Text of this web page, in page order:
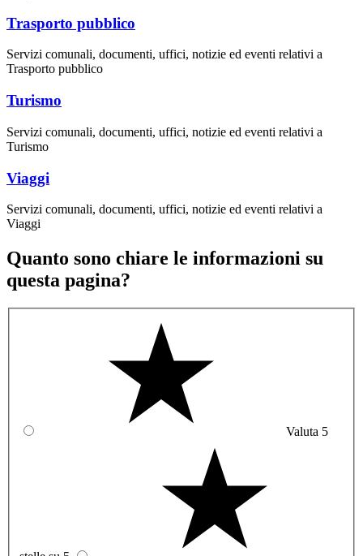
Trasporto pubblico
Servizi comunali, documenti, uffici, notizie ed eventi relativi a
Trasporto pubblico
Turismo
Servizi comunali, documenti, uffici, notizie ed eventi relativi a
Turismo
Viaggi
Servizi comunali, documenti, uffici, notizie ed eventi relativi a
Viaggi
Quanto sono chiare le informazioni su
questa pagina?
Valuta 5